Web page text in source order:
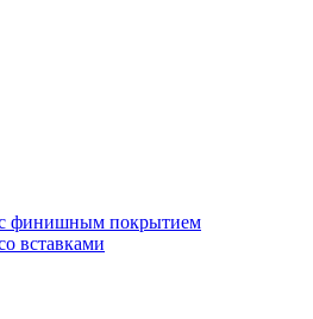
финишным покрытием
вставками